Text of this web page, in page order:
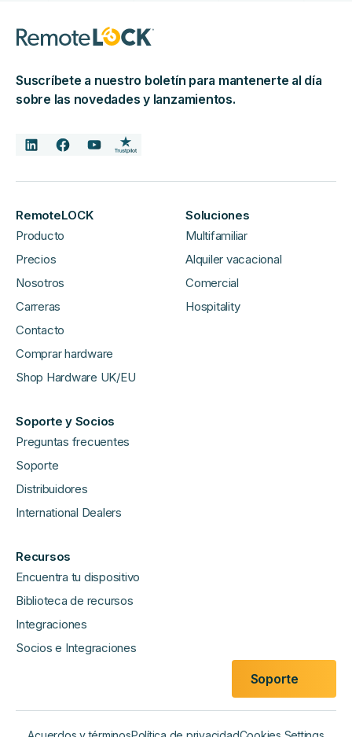
Suscríbete a nuestro boletín para mantenerte al día
sobre las novedades y lanzamientos.
RemoteLOCK
Producto
Precios
Nosotros
Carreras
Contacto
Comprar hardware
Shop Hardware UK/EU
Soluciones
Multifamiliar
Alquiler vacacional
Comercial
Hospitality
Soporte y Socios
Preguntas frecuentes
Soporte
Distribuidores
International Dealers
Recursos
Encuentra tu dispositivo
Biblioteca de recursos
Integraciones
Socios e Integraciones
Soporte